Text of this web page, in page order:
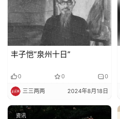
丰子恺“泉州十日”
0 0 0
三三两两 2024年8月18日
资讯